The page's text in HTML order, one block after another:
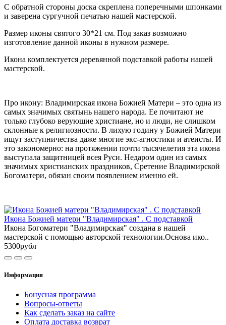
С обратной стороны доска скреплена поперечными шпонками
и заверена сургучной печатью нашей мастерской.
Размер иконы святого 30*21 см. Под заказ возможно
изготовление данной иконы в нужном размере.
Икона комплектуется деревянной подставкой работы нашей
мастерской.
Про икону: Владимирская икона Божией Матери – это одна из
самых значимых святынь нашего народа. Ее почитают не
только глубоко верующие христиане, но и люди, не слишком
склонные к религиозности. В лихую годину у Божией Матери
ищут заступничества даже многие экс-агностики и атеисты. И
это закономерно: на протяжении почти тысячелетия эта икона
выступала защитницей всея Руси. Недаром один из самых
значимых христианских праздников, Сретение Владимирской
Богоматери, обязан своим появлением именно ей.
Икона Божией матери "Владимирская" . С подставкой
Икона Богоматери "Владимирская" создана в нашей
мастерской с помощью авторской технологии.Основа ико..
5300рубл
Информация
Бонусная программа
Вопросы-ответы
Как сделать заказ на сайте
Оплата доставка возврат